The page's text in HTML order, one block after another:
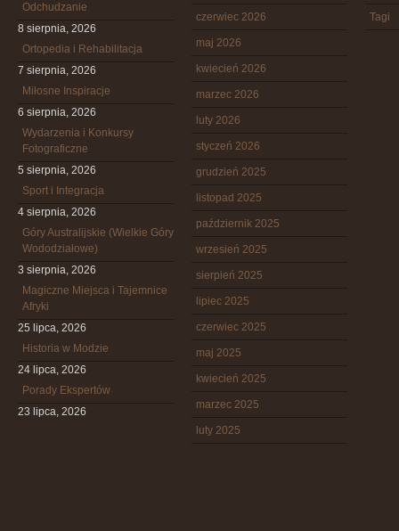
Odchudzanie
8 sierpnia, 2026
Ortopedia i Rehabilitacja
7 sierpnia, 2026
Miłosne Inspiracje
6 sierpnia, 2026
Wydarzenia i Konkursy
Fotograficzne
5 sierpnia, 2026
Sport i Integracja
4 sierpnia, 2026
Góry Australijskie (Wielkie Góry
Wododziałowe)
3 sierpnia, 2026
Magiczne Miejsca i Tajemnice
Afryki
25 lipca, 2026
Historia w Modzie
24 lipca, 2026
Porady Ekspertów
23 lipca, 2026
czerwiec 2026
maj 2026
kwiecień 2026
marzec 2026
luty 2026
styczeń 2026
grudzień 2025
listopad 2025
październik 2025
wrzesień 2025
sierpień 2025
lipiec 2025
czerwiec 2025
maj 2025
kwiecień 2025
marzec 2025
luty 2025
Tagi